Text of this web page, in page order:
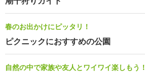
春のお出かけにピッタリ！
ピクニックにおすすめの公園
自然の中で家族や友人とワイワイ楽しもう！